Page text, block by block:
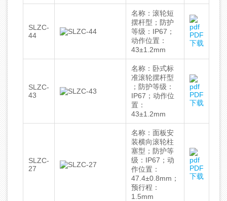
SLZC-
44
名称：滚轮短
摆杆型；防护
等级：IP67；
动作位置：
43±1.2mm
PDF
下载
SLZC-
43
名称：卧式标
准滚轮摆杆型
；防护等级：
IP67；动作位
置：
43±1.2mm
PDF
下载
SLZC-
27
名称：面板安
装横向滚轮柱
塞型；防护等
级：IP67；动
作位置：
47.4±0.8mm；
预行程：
1.5mm
PDF
下载